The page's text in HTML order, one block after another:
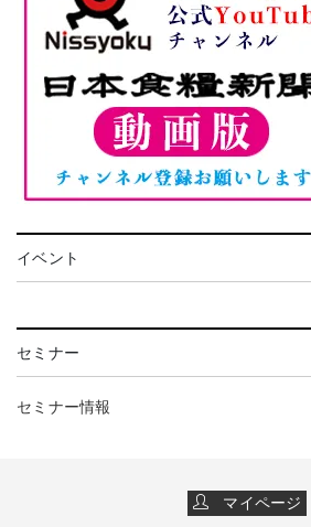
イベント
セミナー
セミナー情報
マイページ